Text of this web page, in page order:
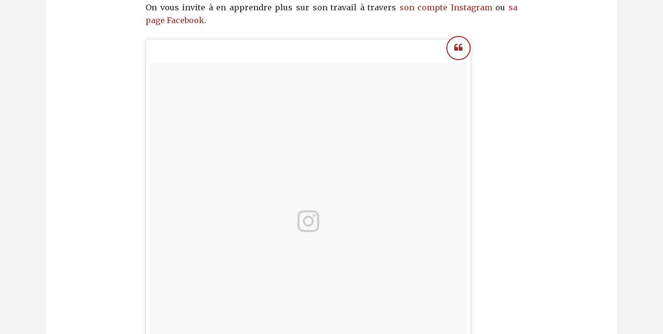
On vous invite à en apprendre plus sur son travail à travers son compte Instagram ou sa
page Facebook.